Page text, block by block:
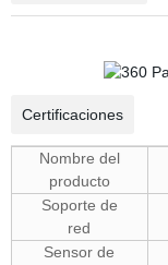
Certificaciones
Nombre del
producto
Soporte de
red
Sensor de